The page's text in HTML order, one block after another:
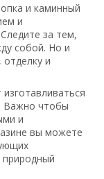
и каминный
и
за тем,
собой. Но и
и
Важно чтобы
и
вы можете
природный